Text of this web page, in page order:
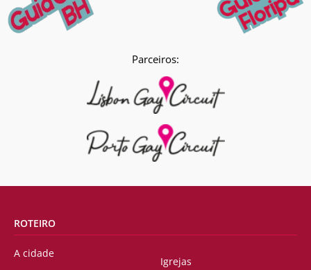
Parceiros:
ROTEIRO
A cidade
Igrejas